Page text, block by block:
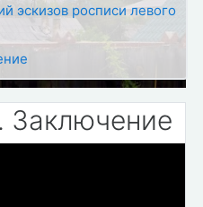
эскизов росписи левого
Заключение